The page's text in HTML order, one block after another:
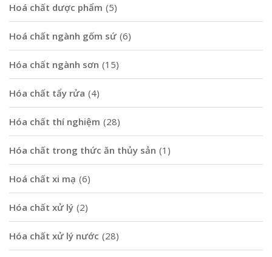
Hoá chất dược phẩm (5)
Hoá chất ngành gốm sứ (6)
Hóa chất ngành sơn (15)
Hóa chất tẩy rửa (4)
Hóa chất thí nghiệm (28)
Hóa chất trong thức ăn thủy sản (1)
Hoá chất xi mạ (6)
Hóa chất xử lý (2)
Hóa chất xử lý nước (28)